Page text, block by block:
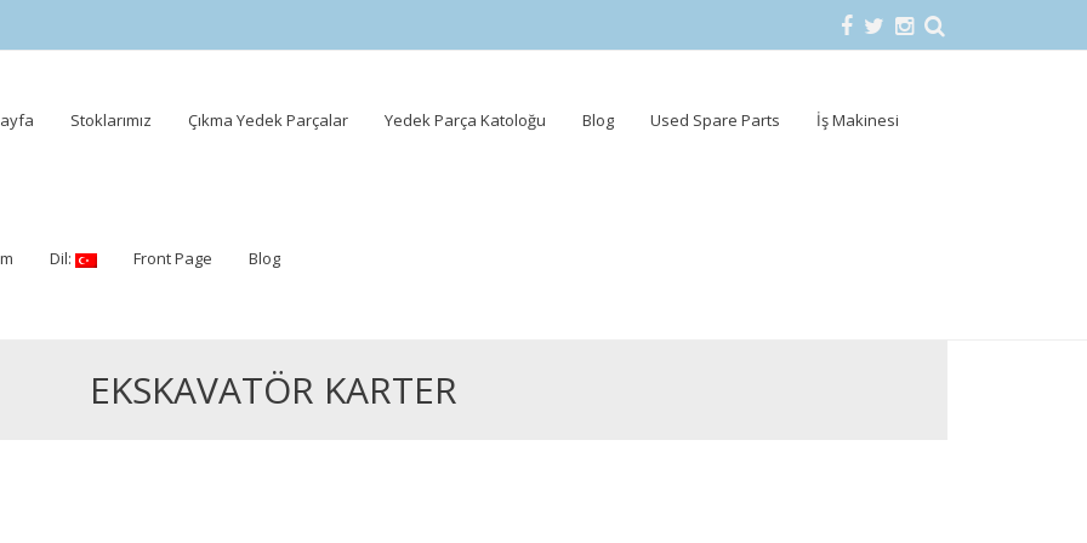
Stoklarımız Çıkma Yedek Parçalar Yedek Parça Katoloğu Blog Used Spare Parts İş Makinesi
Dil: Front Page Blog
EKSKAVATÖR KARTER